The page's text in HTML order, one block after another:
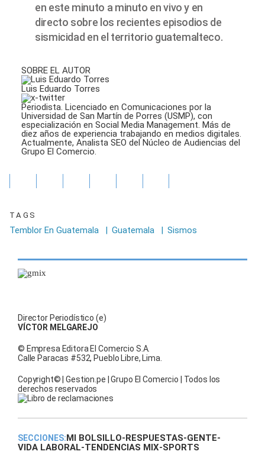
en este minuto a minuto en vivo y en
directo sobre los recientes episodios de
sismicidad en el territorio guatemalteco.
SOBRE EL AUTOR
Luis Eduardo Torres
Periodista. Licenciado en Comunicaciones por la
Universidad de San Martín de Porres (USMP), con
especialización en Social Media Management. Más de
diez años de experiencia trabajando en medios digitales.
Actualmente, Analista SEO del Núcleo de Audiencias del
Grupo El Comercio.
TAGS
Temblor En Guatemala | Guatemala | Sismos
Director Periodístico (e)
VÍCTOR MELGAREJO
© Empresa Editora El Comercio S.A.
Calle Paracas #532, Pueblo Libre, Lima.
Copyright© | Gestion.pe | Grupo El Comercio | Todos los
derechos reservados
SECCIONES:MI BOLSILLO-RESPUESTAS-GENTE-
VIDA LABORAL-TENDENCIAS MIX-SPORTS